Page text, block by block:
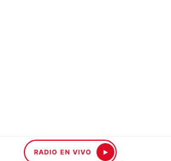
RADIO EN VIVO